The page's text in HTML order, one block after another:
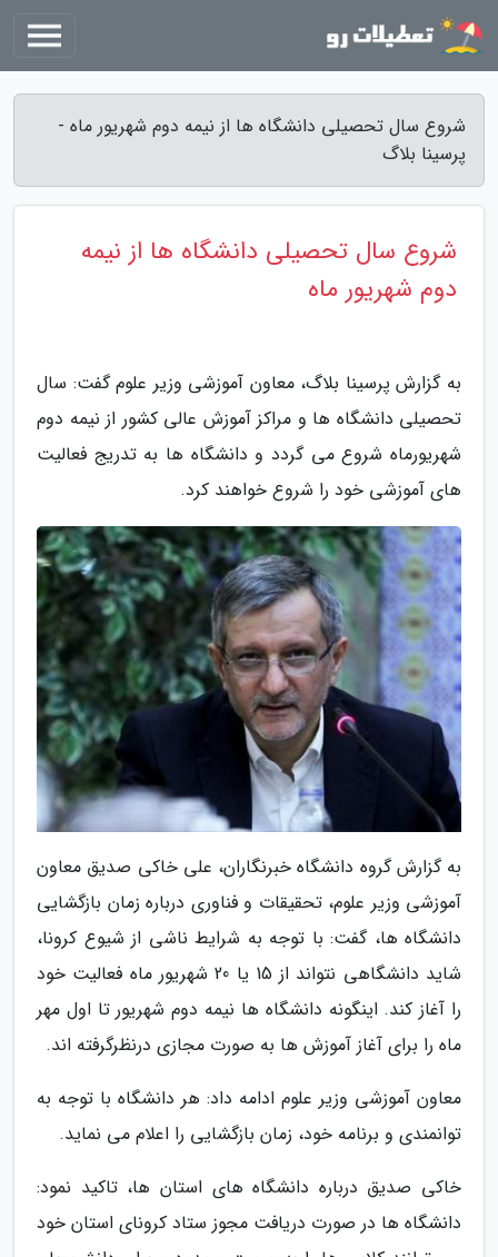
شروع سال تحصیلی دانشگاه ها از نیمه دوم شهریور ماه -
پرسینا بلاگ
شروع سال تحصیلی دانشگاه ها از نیمه
دوم شهریور ماه
به گزارش پرسینا بلاگ، معاون آموزشی وزیر علوم گفت: سال
تحصیلی دانشگاه ها و مراکز آموزش عالی کشور از نیمه دوم
شهریورماه شروع می گردد و دانشگاه ها به تدریج فعالیت
های آموزشی خود را شروع خواهند کرد.
به گزارش گروه دانشگاه خبرنگاران، علی خاکی صدیق معاون
آموزشی وزیر علوم، تحقیقات و فناوری درباره زمان بازگشایی
دانشگاه ها، گفت: با توجه به شرایط ناشی از شیوع کرونا،
شاید دانشگاهی نتواند از 15 یا 20 شهریور ماه فعالیت خود
را آغاز کند. اینگونه دانشگاه ها نیمه دوم شهریور تا اول مهر
ماه را برای آغاز آموزش ها به صورت مجازی درنظرگرفته اند.
معاون آموزشی وزیر علوم ادامه داد: هر دانشگاه با توجه به
توانمندی و برنامه خود، زمان بازگشایی را اعلام می نماید.
خاکی صدیق درباره دانشگاه های استان ها، تاکید نمود:
دانشگاه ها در صورت دریافت مجوز ستاد کرونای استان خود